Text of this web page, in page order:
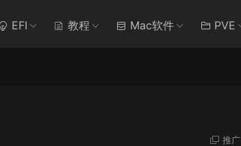
EFI 教程 Mac软件 PVE
推广